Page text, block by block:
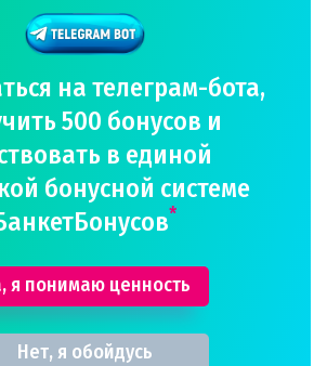
на телеграм-бота,
500 бонусов и
в единой
бонусной системе
*
я понимаю ценность
Нет, я обойдусь